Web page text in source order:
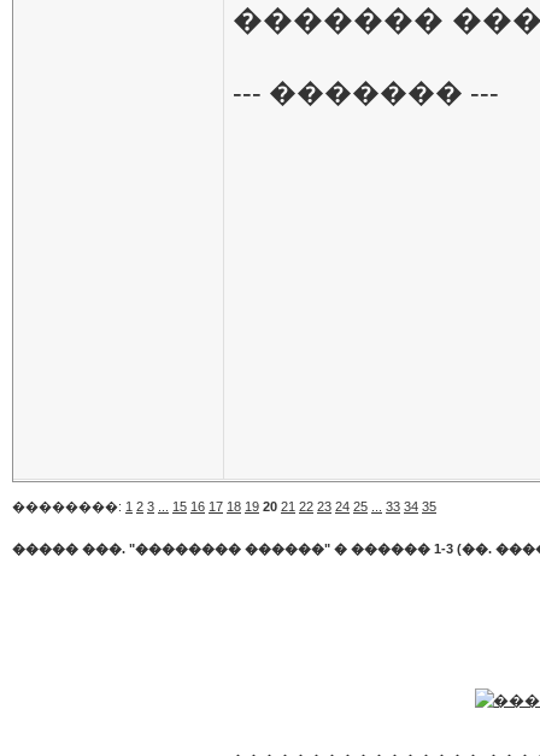
�������
--- ������� ---
��������: 1 2 3 15 16 17 18 19 20 21 22 23 24 25 33 34 35
����� ���. "�������� ������" � ������ 1-3 (��.